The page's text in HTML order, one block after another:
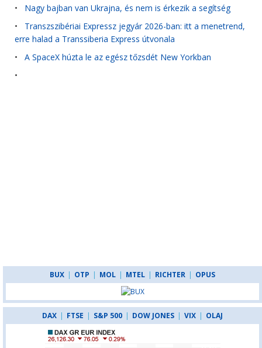
• Nagy bajban van Ukrajna, és nem is érkezik a segítség
• Transzszibériai Expressz jegyár 2026-ban: itt a menetrend,
erre halad a Transsiberia Express útvonala
• A SpaceX húzta le az egész tőzsdét New Yorkban
•
BUX | OTP | MOL | MTEL | RICHTER | OPUS
DAX | FTSE | S&P 500 | DOW JONES | VIX | OLAJ